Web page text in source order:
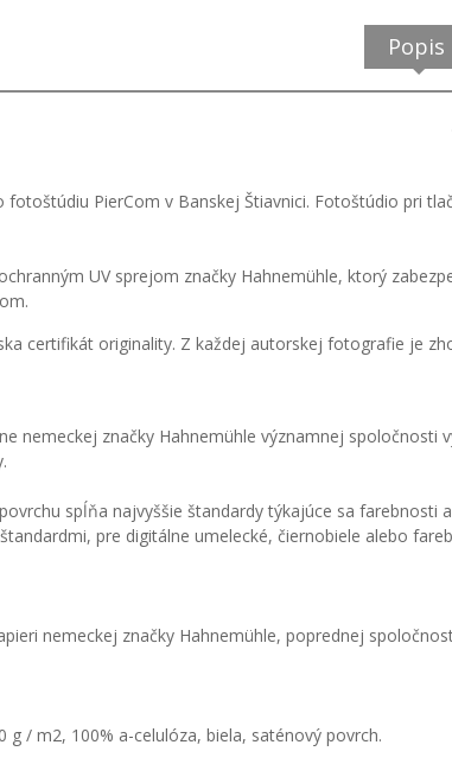
Popis
PierCom v Banskej Štiavnici. Fotoštúdio pri
UV sprejom značky Hahnemühle, ktorý
certifikát originality. Z každej autorskej fotografie je
nemeckej značky Hahnemühle významnej
spĺňa najvyššie štandardy týkajúce sa
pre digitálne umelecké, čiernobiele alebo
nemeckej značky Hahnemühle, poprednej
g / m2, 100% a-celulóza, biela, saténový povrch.